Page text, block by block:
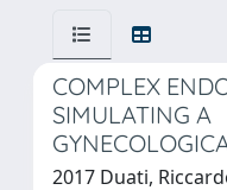
COMPLEX
SIMULATING A
2017 Duati,